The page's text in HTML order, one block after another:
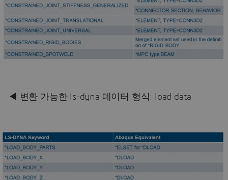
◀ 변환 가능한 ls-dyna 데이터 형식: load data